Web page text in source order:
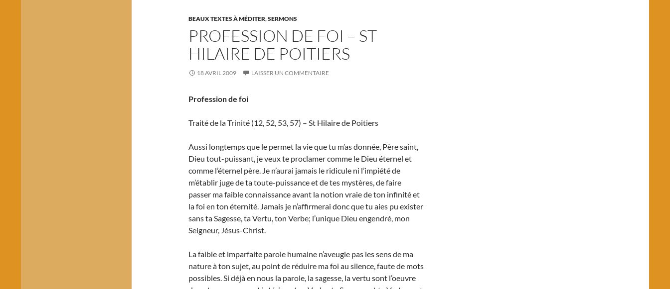
BEAUX TEXTES À MÉDITER,SERMONS
PROFESSION DE FOI – ST
HILAIRE DE POITIERS
18 AVRIL 2009 LAISSER UN COMMENTAIRE
Profession de foi
Traité de la Trinité (12, 52, 53, 57) – St Hilaire de Poitiers
Aussi longtemps que le permet la vie que tu m’as donnée, Père saint,
Dieu tout-puissant, je veux te proclamer comme le Dieu éternel et
comme l’éternel père. Je n’aurai jamais le ridicule ni l’impiété de
m’établir juge de ta toute-puissance et de tes mystères, de faire
passer ma faible connaissance avant la notion vraie de ton infinité et
la foi en ton éternité. Jamais je n’affirmerai donc que tu aies pu exister
sans ta Sagesse, ta Vertu, ton Verbe; l’unique Dieu engendré, mon
Seigneur, Jésus-Christ.
La faible et imparfaite parole humaine n’aveugle pas les sens de ma
nature à ton sujet, au point de réduire ma foi au silence, faute de mots
possibles. Si déjà en nous la parole, la sagesse, la vertu sont l’oeuvre